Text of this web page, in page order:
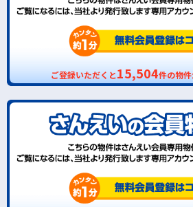
ご登録いただくと15,504件の物件